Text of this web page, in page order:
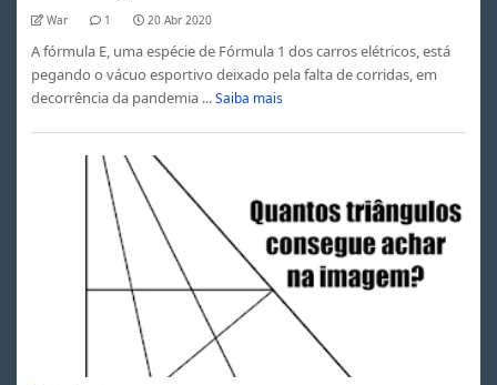
War 1 20 Abr 2020
A fórmula E, uma espécie de Fórmula 1 dos carros elétricos, está
pegando o vácuo esportivo deixado pela falta de corridas, em
decorrência da pandemia ... Saiba mais